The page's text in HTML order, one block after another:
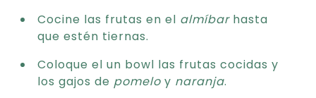
Cocine las frutas en el almíbarhasta
que estén tiernas.
Coloque el un bowl las frutas cocidas y
los gajos de pomelo y naranja.